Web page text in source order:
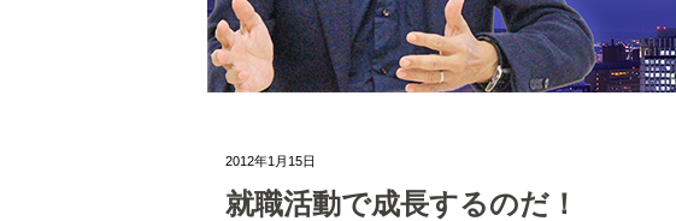
2012年1月15日
就職活動で成長するのだ！